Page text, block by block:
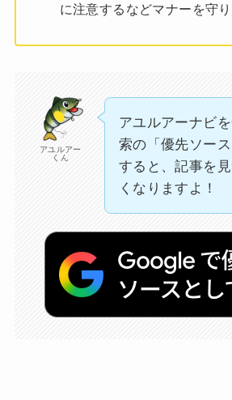
に注意するなどマナーを守り
アユルアー
くん
アユルアーナビ
索の「優先ソー
すると、記事を
くなりますよ！